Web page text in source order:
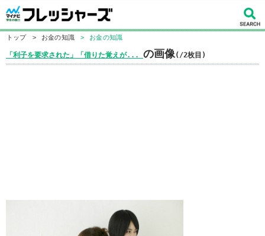
トップ > お金の知識 > お金の知識
「利子を要求された」「借りた覚えが... の画像(/2枚目)